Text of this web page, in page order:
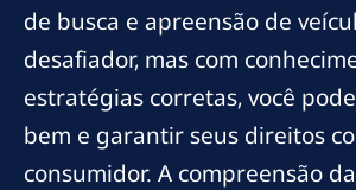
de busca e apreensão de
desafiador, mas com
estratégias corretas, você
bem e garantir seus direitos
consumidor. A compreensão